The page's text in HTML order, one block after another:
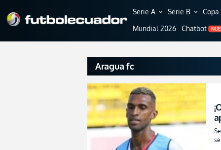
Serie A expand_more Serie B expand_more
Mundial 2026 Chatbot
Aragua fc